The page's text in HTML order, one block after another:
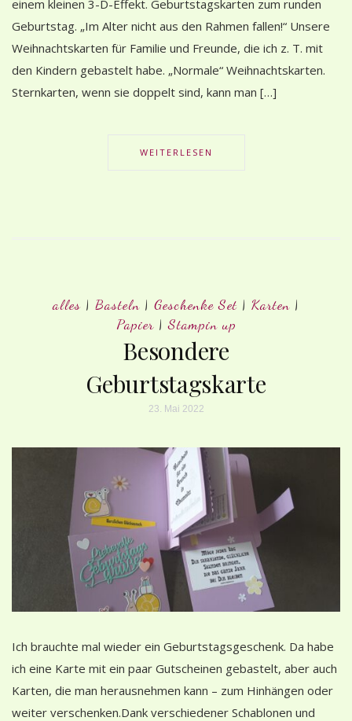
einem kleinen 3-D-Effekt. Geburtstagskarten zum runden
Geburtstag. „Im Alter nicht aus den Rahmen fallen!“ Unsere
Weihnachtskarten für Familie und Freunde, die ich z. T. mit
den Kindern gebastelt habe. „Normale“ Weihnachtskarten.
Sternkarten, wenn sie doppelt sind, kann man […]
WEITERLESEN
alles | Basteln | Geschenke Set | Karten |
Papier|Stampin up
Besondere
Geburtstagskarte
23. Mai 2022
Ich brauchte mal wieder ein Geburtstagsgeschenk. Da habe
ich eine Karte mit ein paar Gutscheinen gebastelt, aber auch
Karten, die man herausnehmen kann – zum Hinhängen oder
weiter verschenken.Dank verschiedener Schablonen und